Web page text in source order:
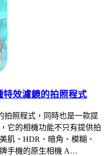
特效濾鏡的拍照程式
拍照程式，同時也是一款提
它的相機功能不只有提供拍
肌、HDR、暗角、模糊、
手機的原生相機 A…